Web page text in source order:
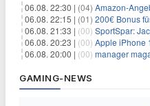
06.08. 22:30 | (04) Amazon-Angebote
06.08. 22:15 | (01) 200€ Bonus für
06.08. 21:33 | (00) SportSpar: Jackpot
06.08. 20:23 | (00) Apple iPhone 17 256GB +
06.08. 20:00 | (00) manager magazin+ &
GAMING-NEWS